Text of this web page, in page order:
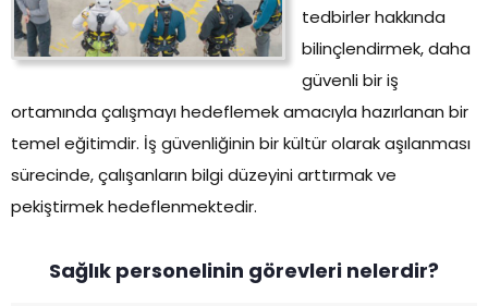
tedbirler hakkında
bilinçlendirmek, daha
güvenli bir iş
ortamında çalışmayı hedeflemek amacıyla hazırlanan bir
temel eğitimdir. İş güvenliğinin bir kültür olarak aşılanması
sürecinde, çalışanların bilgi düzeyini arttırmak ve
pekiştirmek hedeflenmektedir.
Sağlık personelinin görevleri nelerdir?